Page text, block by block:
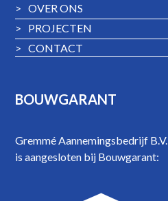
> OVER ONS
>
PROJECTEN
> CONTACT
BOUWGARANT
Gremmé Aannemingsbedrijf B.V.
is aangesloten bij Bouwgarant: